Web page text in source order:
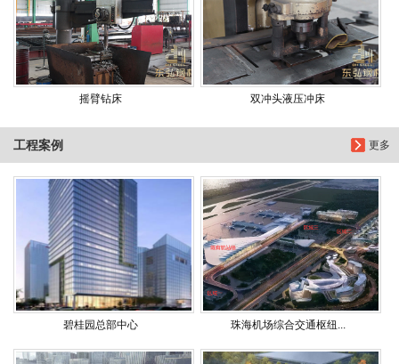
摇臂钻床 双冲头液压冲床
更多
工程案例
碧桂园总部中心 珠海机场综合交通枢纽...